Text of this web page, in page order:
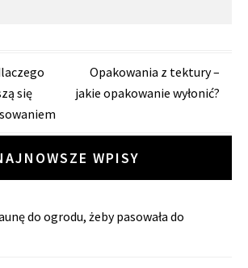
się
Opakowania z tektury –
jakie opakowanie wyłonić?
WPISY
do ogrodu, żeby pasowała do